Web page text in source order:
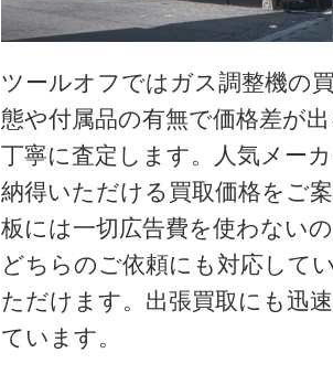
ツールオフではガス調整機の
態や付属品の有無で価格差が
丁寧に査定します。人気メー
納得いただける買取価格をご
板には一切広告費を使わない
どちらのご依頼にも対応して
ただけます。出張買取にも迅
ています。